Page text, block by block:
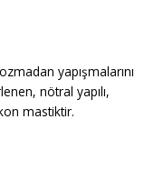
yapışmalarını
nötral yapılı,
mastiktir.